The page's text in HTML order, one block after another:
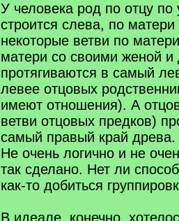
У человека род по отцу
строится слева, по
некоторые ветви по
матери со своими женой и
протягиваются в самый
левее отцовых
имеют отношения). А
ветви отцовых предков)
самый правый край древа.
Не очень логично и не
так сделано. Нет ли
как-то добиться
В идеале, конечно,